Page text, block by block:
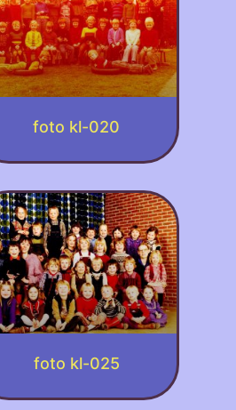
foto kl-020
foto kl-025